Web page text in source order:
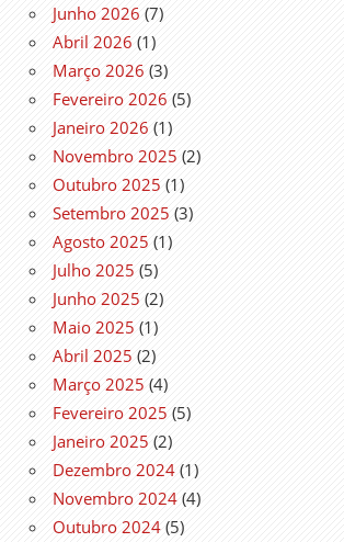
Junho 2026 (7)
Abril 2026 (1)
Março 2026 (3)
Fevereiro 2026 (5)
Janeiro 2026 (1)
Novembro 2025 (2)
Outubro 2025 (1)
Setembro 2025 (3)
Agosto 2025 (1)
Julho 2025 (5)
Junho 2025 (2)
Maio 2025 (1)
Abril 2025 (2)
Março 2025 (4)
Fevereiro 2025 (5)
Janeiro 2025 (2)
Dezembro 2024 (1)
Novembro 2024 (4)
Outubro 2024 (5)